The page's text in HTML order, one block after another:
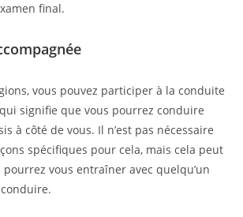
final.
vous pouvez participer à la conduite
signifie que vous pourrez conduire
à côté de vous. Il n’est pas nécessaire
spécifiques pour cela, mais cela peut
vous entraîner avec quelqu’un